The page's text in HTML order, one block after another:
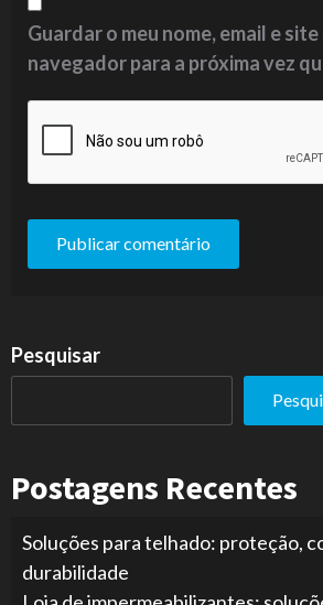
Guardar o meu nome, email e
navegador para a próxima vez
Pesquisar
Postagens Recentes
Soluções para telhado: proteção,
durabilidade